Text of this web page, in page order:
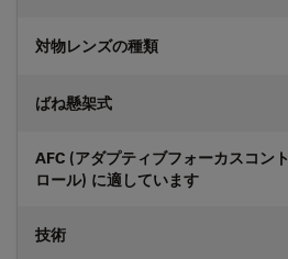
対物レンズの種類
ばね懸架式
AFC (アダプティブフォーカスコント
ロール) に適しています
技術